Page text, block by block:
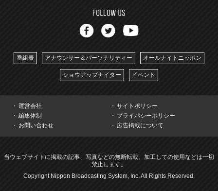
番組表 アナウンサー＆パーソナリティー オールナイトニッポン
ショウアップナイター イベント
運営会社
サイトポリシー
編集体制
プライバシーポリシー
お問い合わせ
広告掲載について
当ウェブサイトに掲載の記事、写真などの無断転載、加工しての使用などは一切
禁止します。
Copyright Nippon Broadcasting System, Inc. All Rights Reserved.